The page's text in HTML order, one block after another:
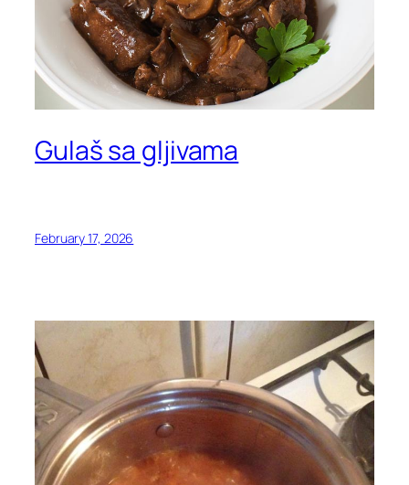
Gulaš sa gljivama
February 17, 2026